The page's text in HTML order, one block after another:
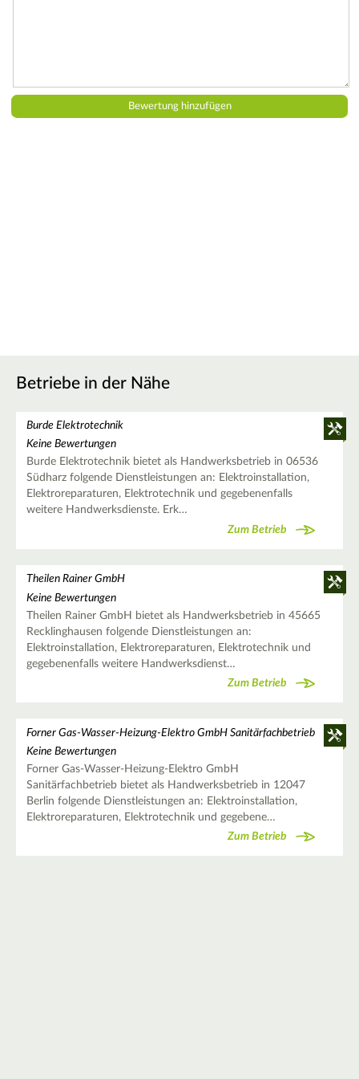
Betriebe in der Nähe
Burde Elektrotechnik
Keine Bewertungen
Burde Elektrotechnik bietet als Handwerksbetrieb in 06536
Südharz folgende Dienstleistungen an: Elektroinstallation,
Elektroreparaturen, Elektrotechnik und gegebenenfalls
weitere Handwerksdienste. Erk…
Zum Betrieb
Theilen Rainer GmbH
Keine Bewertungen
Theilen Rainer GmbH bietet als Handwerksbetrieb in 45665
Recklinghausen folgende Dienstleistungen an:
Elektroinstallation, Elektroreparaturen, Elektrotechnik und
gegebenenfalls weitere Handwerksdienst…
Zum Betrieb
Forner Gas-Wasser-Heizung-Elektro GmbH Sanitärfachbetrieb
Keine Bewertungen
Forner Gas-Wasser-Heizung-Elektro GmbH
Sanitärfachbetrieb bietet als Handwerksbetrieb in 12047
Berlin folgende Dienstleistungen an: Elektroinstallation,
Elektroreparaturen, Elektrotechnik und gegebene…
Zum Betrieb